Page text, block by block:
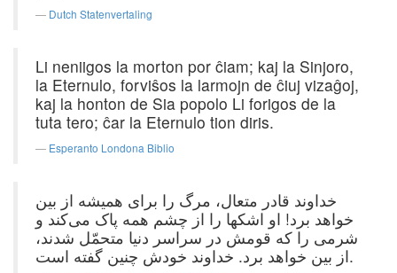
Dutch Statenvertaling
Li neniigos la morton por ĉiam; kaj la Sinjoro,
la Eternulo, forviŝos la larmojn de ĉiuj vizaĝoj,
kaj la honton de Sia popolo Li forigos de la
tuta tero; ĉar la Eternulo tion diris.
Esperanto Londona Biblio
خداوند قادر متعال، مرگ را برای همیشه از بین
خواهد برد! او اشکها را از چشم همه پاک می‌کند و
شرمی را که قومش در سراسر دنیا متحمّل شدند،
از بین خواهد برد. خداوند خودش چنین گفته است.